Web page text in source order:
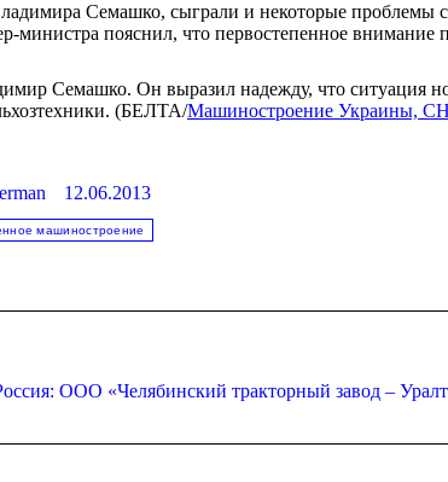
Семашко, сыграли и некоторые проблемы
пояснил, что первостепенное внимание
Семашко. Он выразил надежду, что ситуация
(БЕЛТА/Машиностроение Украины,
12.06.2013
машиностроение
ООО «Челябинский тракторный завод –